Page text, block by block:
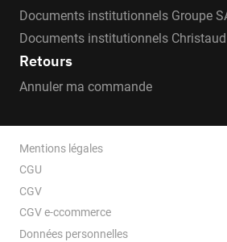
Documents institutionnels Groupe
Documents institutionnels Christaud
Retours
Annuler ma commande
Mentions légales
CGU
CGV
CGV e-ccommerce
Données personnelles